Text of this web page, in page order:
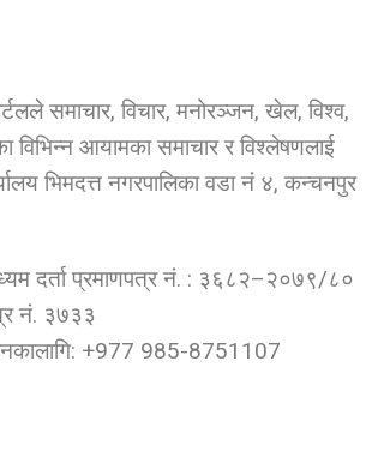
समाचार, विचार, मनोरञ्जन, खेल, विश्व,
विभिन्न आयामका समाचार र विश्लेषणलाई
भिमदत्त नगरपालिका वडा नं ४, कन्चनपुर
दर्ता प्रमाणपत्र नं. : ३६८२–२०७९/८०
नं. ३७३३
+977 985-8751107